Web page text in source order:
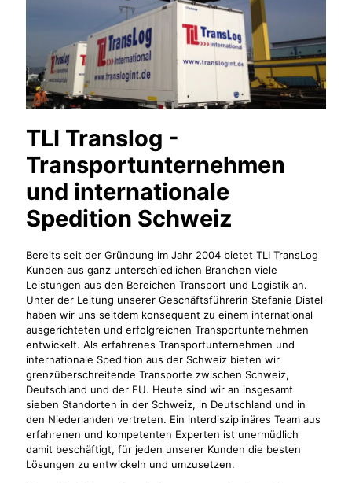
TLI Translog -
Transportunternehmen
und internationale
Spedition Schweiz
Bereits seit der Gründung im Jahr 2004 bietet TLI TransLog
Kunden aus ganz unterschiedlichen Branchen viele
Leistungen aus den Bereichen Transport und Logistik an.
Unter der Leitung unserer Geschäftsführerin Stefanie Distel
haben wir uns seitdem konsequent zu einem international
ausgerichteten und erfolgreichen Transportunternehmen
entwickelt. Als erfahrenes Transportunternehmen und
internationale Spedition aus der Schweiz bieten wir
grenzüberschreitende Transporte zwischen Schweiz,
Deutschland und der EU. Heute sind wir an insgesamt
sieben Standorten in der Schweiz, in Deutschland und in
den Niederlanden vertreten. Ein interdisziplinäres Team aus
erfahrenen und kompetenten Experten ist unermüdlich
damit beschäftigt, für jeden unserer Kunden die besten
Lösungen zu entwickeln und umzusetzen.